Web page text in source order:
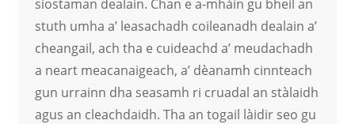
siostaman dealain. Chan e a-mhàin gu bheil an
stuth umha a’ leasachadh coileanadh dealain a’
cheangail, ach tha e cuideachd a’ meudachadh
a neart meacanaigeach, a’ dèanamh cinnteach
gun urrainn dha seasamh ri cruadal an stàlaidh
agus an cleachdaidh. Tha an togail làidir seo gu